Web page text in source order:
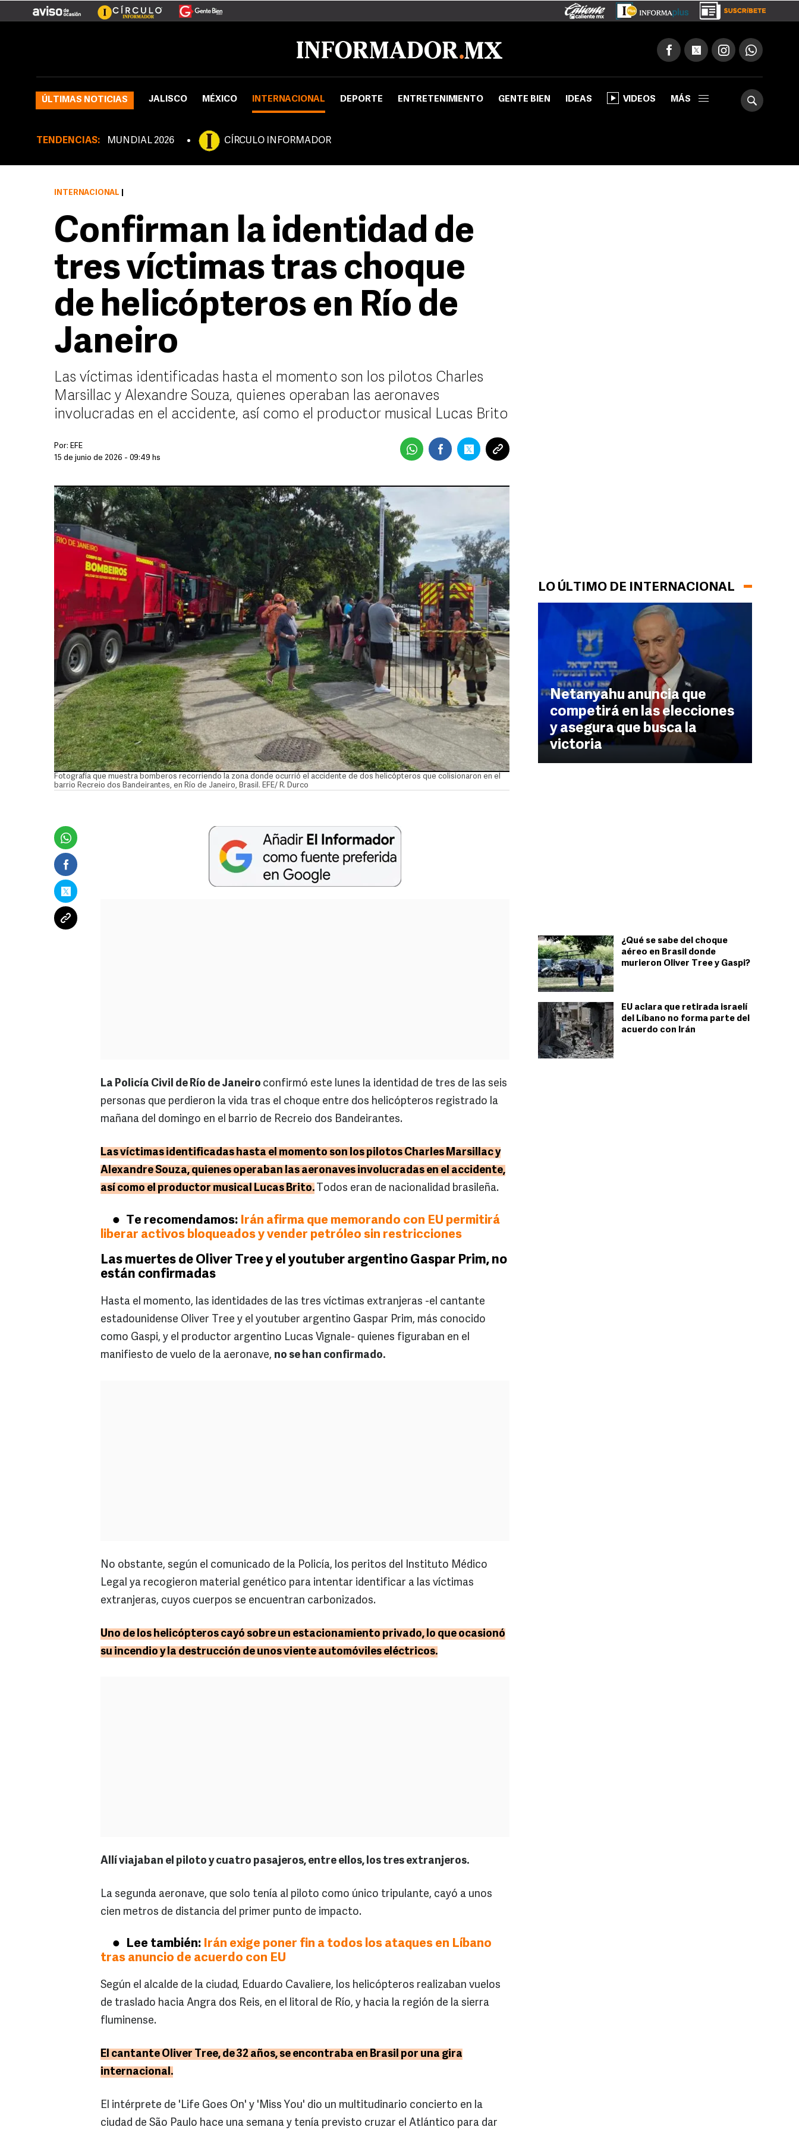
ÚLTIMAS NOTICIAS JALISCO MÉXICO INTERNACIONAL DEPORTE ENTRETENIMIENTO GENTE BIEN IDEAS VIDEOS MÁS
TENDENCIAS: MUNDIAL 2026 CÍRCULO INFORMADOR
LO ÚLTIMO DE INTERNACIONAL
Netanyahu anuncia que
competirá en las elecciones
y asegura que busca la
victoria
¿Qué se sabe del choque
aéreo en Brasil donde
murieron Oliver Tree y Gaspi?
EU aclara que retirada israelí
del Líbano no forma parte del
acuerdo con Irán
INTERNACIONAL
Confirman la identidad de
tres víctimas tras choque
de helicópteros en Río de
Janeiro
Las víctimas identificadas hasta el momento son los pilotos Charles
Marsillac y Alexandre Souza, quienes operaban las aeronaves
involucradas en el accidente, así como el productor musical Lucas Brito
Por: EFE
15 de junio de 2026 - 09:49 hs
Fotografía que muestra bomberos recorriendo la zona donde ocurrió el accidente de dos helicópteros que colisionaron en el
barrio Recreio dos Bandeirantes, en Río de Janeiro, Brasil. EFE/ R. Durco
La Policía Civil de Río de Janeiro confirmó este lunes la identidad de tres de las seis
personas que perdieron la vida tras el choque entre dos helicópteros registrado la
mañana del domingo en el barrio de Recreio dos Bandeirantes.
Las víctimas identificadas hasta el momento son los pilotos Charles Marsillac y
Alexandre Souza, quienes operaban las aeronaves involucradas en el accidente,
así como el productor musical Lucas Brito. Todos eran de nacionalidad brasileña.
Te recomendamos: Irán afirma que memorando con EU permitirá
liberar activos bloqueados y vender petróleo sin restricciones
Las muertes de Oliver Tree y el youtuber argentino Gaspar Prim, no
están confirmadas
Hasta el momento, las identidades de las tres víctimas extranjeras -el cantante
estadounidense Oliver Tree y el youtuber argentino Gaspar Prim, más conocido
como Gaspi, y el productor argentino Lucas Vignale- quienes figuraban en el
manifiesto de vuelo de la aeronave, no se han confirmado.
No obstante, según el comunicado de la Policía, los peritos del Instituto Médico
Legal ya recogieron material genético para intentar identificar a las víctimas
extranjeras, cuyos cuerpos se encuentran carbonizados.
Uno de los helicópteros cayó sobre un estacionamiento privado, lo que ocasionó
su incendio y la destrucción de unos viente automóviles eléctricos.
Allí viajaban el piloto y cuatro pasajeros, entre ellos, los tres extranjeros.
La segunda aeronave, que solo tenía al piloto como único tripulante, cayó a unos
cien metros de distancia del primer punto de impacto.
Lee también: Irán exige poner fin a todos los ataques en Líbano
tras anuncio de acuerdo con EU
Según el alcalde de la ciudad, Eduardo Cavaliere, los helicópteros realizaban vuelos
de traslado hacia Angra dos Reis, en el litoral de Río, y hacia la región de la sierra
fluminense.
El cantante Oliver Tree, de 32 años, se encontraba en Brasil por una gira
internacional.
El intérprete de 'Life Goes On' y 'Miss You' dio un multitudinario concierto en la
ciudad de São Paulo hace una semana y tenía previsto cruzar el Atlántico para dar